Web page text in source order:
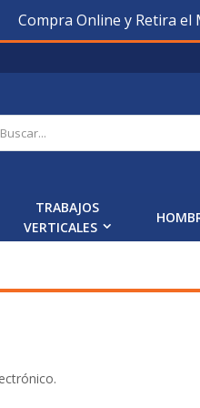
Compra Online y Retira el
TRABAJOS
VERTICALES